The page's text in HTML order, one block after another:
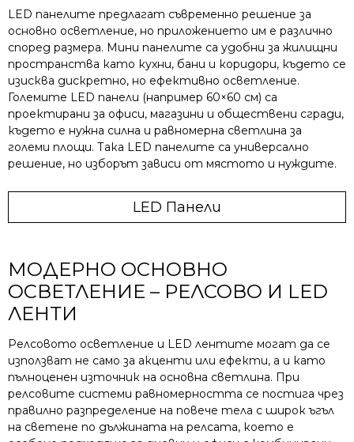
LED панелите предлагат съвременно решение за
основно осветление, но приложението им е различно
според размера. Мини панелите са удобни за жилищни
пространства като кухни, бани и коридори, където се
изисква дискретно, но ефективно осветление.
Големите LED панели (например 60×60 см) са
проектирани за офиси, магазини и обществени сгради,
където е нужна силна и равномерна светлина за
големи площи. Така LED панелите са универсално
решение, но изборът зависи от мястото и нуждите.
LED Панели
МОДЕРНО ОСНОВНО
ОСВЕТЛЕНИЕ – РЕЛСОВО И LED
ЛЕНТИ
Релсовото осветление и LED лентите могат да се
използват не само за акценти или ефекти, а и като
пълноценен източник на основна светлина. При
релсовите системи равномерността се постига чрез
правилно разпределение на повече тела с широк ъгъл
на светене по дължината на релсата, което е